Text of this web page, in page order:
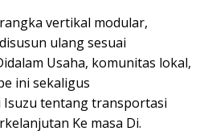
vertikal modular,
ulang sesuai
Usaha, komunitas lokal,
ini sekaligus
tentang transportasi
Ke masa Di.